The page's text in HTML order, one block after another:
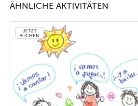
ÄHNLICHE AKTIVITÄTEN
JETZT
BUCHEN